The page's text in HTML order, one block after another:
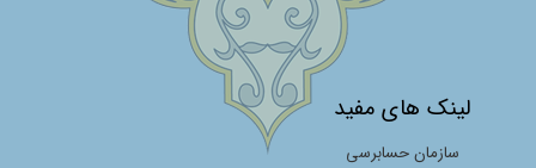
لینک های مفید
سازمان حسابرسی